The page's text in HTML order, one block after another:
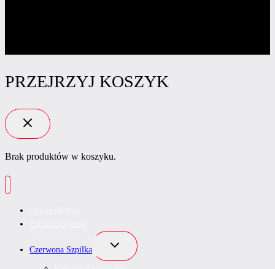
PRZEJRZYJ KOSZYK
Brak produktów w koszyku.
Czerwona Szpilka
Przełącz
podrzędne